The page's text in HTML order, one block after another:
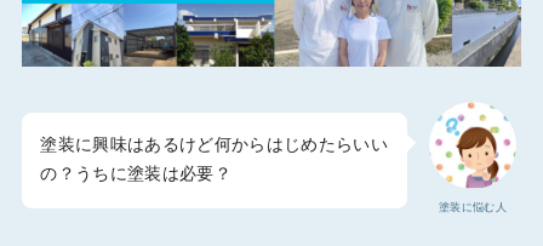
塗装に悩む人
塗装に興味はあるけど何からはじめたらいい
の？うちに塗装は必要？